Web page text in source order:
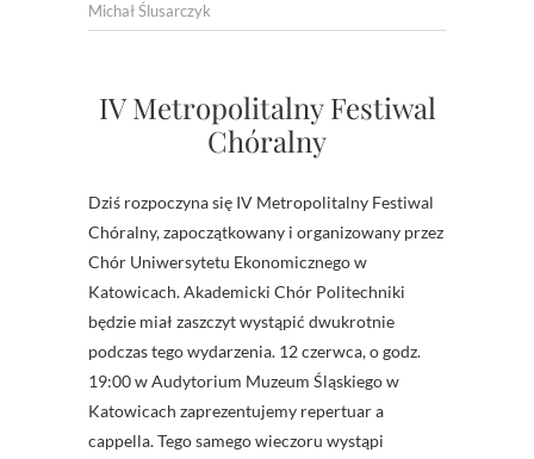
Michał Ślusarczyk
IV Metropolitalny Festiwal
Chóralny
Dziś rozpoczyna się IV Metropolitalny Festiwal
Chóralny, zapoczątkowany i organizowany przez
Chór Uniwersytetu Ekonomicznego w
Katowicach. Akademicki Chór Politechniki
będzie miał zaszczyt wystąpić dwukrotnie
podczas tego wydarzenia. 12 czerwca, o godz.
19:00 w Audytorium Muzeum Śląskiego w
Katowicach zaprezentujemy repertuar a
cappella. Tego samego wieczoru wystąpi